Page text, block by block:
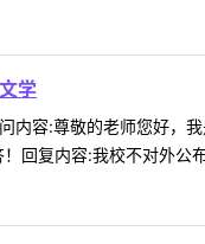
学
容:尊敬的老师您好，
回复内容:我校不对外公